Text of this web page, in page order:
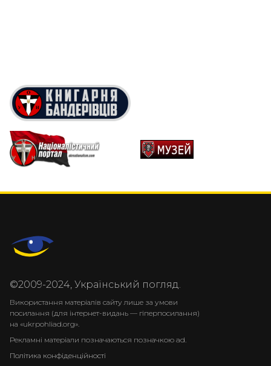
©2009-2024, Український погляд.
Використання матеріалів сайту лише за умови
посилання (для інтернет-видань — гіперпосилання)
на «ukrpohliad.org».
Рекламні матеріали позначаються позначкою ad.
Політика конфіденційності